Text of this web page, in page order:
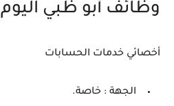
وظائف أبو ظبي اليوم
أخصائي خدمات الحسابات
الجهة : خاصة.